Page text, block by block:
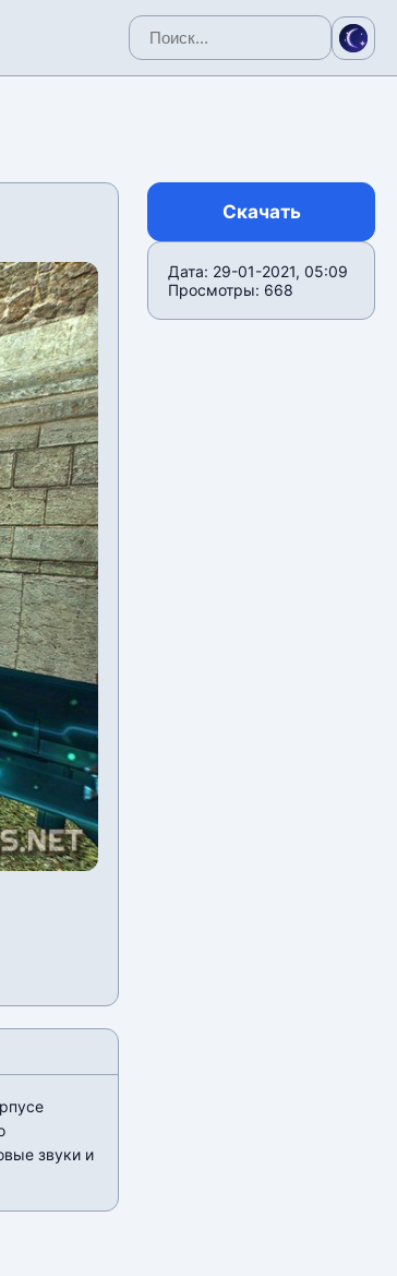
звуки и
Скачать
Дата: 29-01-2021, 05:09
Просмотры: 668